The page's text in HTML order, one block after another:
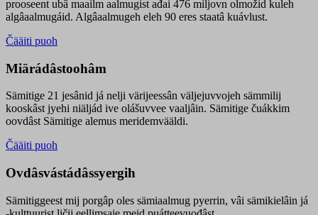
prooseent ubâ maailm aalmugist ađai 476 miljovn olmožid kuleh
algâaalmugáid. Algâaalmugeh eleh 90 eres staatâ kuávlust.
Čääiti puoh
Miärádâstoohâm
Sämitige 21 jesânid já nelji värijeessân väljejuvvojeh sämmilij
kooskâst jyehi niäljád ive olášuvvee vaaljâin. Sämitige čuákkim
oovdâst Sämitige alemus meridemvääldi.
Čääiti puoh
Ovdâsvástádâssyergih
Sämitiggeest mij porgâp oles sämiaalmug pyerrin, vâi sämikielâin já